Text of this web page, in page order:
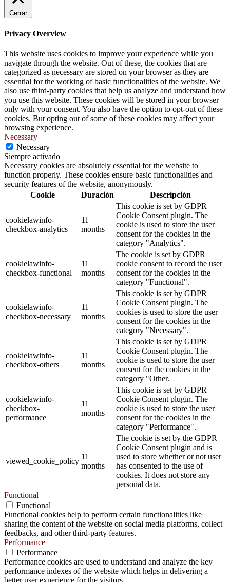
Cerrar
Privacy Overview
This website uses cookies to improve your experience while you
navigate through the website. Out of these, the cookies that are
categorized as necessary are stored on your browser as they are
essential for the working of basic functionalities of the website. We
also use third-party cookies that help us analyze and understand how
you use this website. These cookies will be stored in your browser
only with your consent. You also have the option to opt-out of these
cookies. But opting out of some of these cookies may affect your
browsing experience.
Necessary
Necessary
Siempre activado
Necessary cookies are absolutely essential for the website to
function properly. These cookies ensure basic functionalities and
security features of the website, anonymously.
Cookie
Duración Descripción
cookielawinfo-
checkbox-analytics
11
months
This cookie is set by GDPR
Cookie Consent plugin. The
cookie is used to store the user
consent for the cookies in the
category "Analytics".
cookielawinfo-
checkbox-functional
11
months
The cookie is set by GDPR
cookie consent to record the user
consent for the cookies in the
category "Functional".
cookielawinfo-
checkbox-necessary
11
months
This cookie is set by GDPR
Cookie Consent plugin. The
cookies is used to store the user
consent for the cookies in the
category "Necessary".
cookielawinfo-
checkbox-others
11
months
This cookie is set by GDPR
Cookie Consent plugin. The
cookie is used to store the user
consent for the cookies in the
category "Other.
cookielawinfo-
checkbox-
performance
11
months
This cookie is set by GDPR
Cookie Consent plugin. The
cookie is used to store the user
consent for the cookies in the
category "Performance".
viewed_cookie_policy
11
months
The cookie is set by the GDPR
Cookie Consent plugin and is
used to store whether or not user
has consented to the use of
cookies. It does not store any
personal data.
Functional
Functional
Functional cookies help to perform certain functionalities like
sharing the content of the website on social media platforms, collect
feedbacks, and other third-party features.
Performance
Performance
Performance cookies are used to understand and analyze the key
performance indexes of the website which helps in delivering a